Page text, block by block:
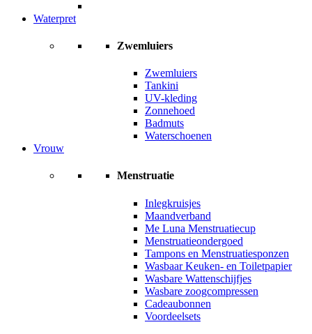
Waterpret
Zwemluiers
Zwemluiers
Tankini
UV-kleding
Zonnehoed
Badmuts
Waterschoenen
Vrouw
Menstruatie
Inlegkruisjes
Maandverband
Me Luna Menstruatiecup
Menstruatieondergoed
Tampons en Menstruatiesponzen
Wasbaar Keuken- en Toiletpapier
Wasbare Wattenschijfjes
Wasbare zoogcompressen
Cadeaubonnen
Voordeelsets